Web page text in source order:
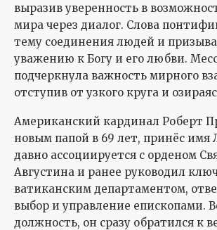
выразив уверенность в
мира через диалог. Слова
тему соединения людей и
уважению к Богу и его любви.
подчеркнула важность мирного
отступив от узкого круга и
Американский кардинал Роберт
новым папой в 69 лет, принёс имя
давно ассоциируется с орденом
Августина и ранее руководил
ватиканским департаментом,
выбор и управление епископами.
должность, он сразу обратился к